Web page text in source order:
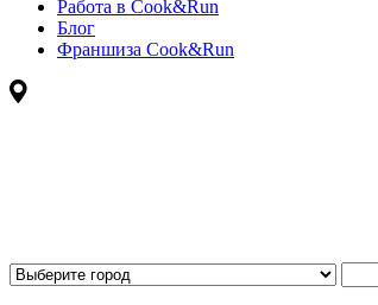
Работа в Cook&Run
Блог
Франшиза Cook&Run